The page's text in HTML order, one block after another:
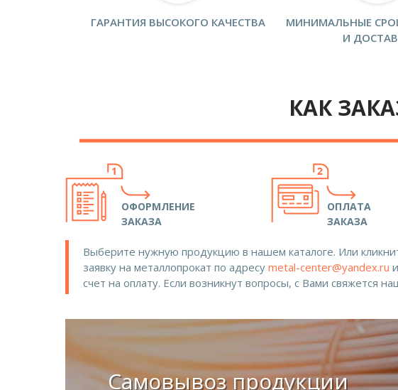
ГАРАНТИЯ ВЫСОКОГО КАЧЕСТВА
МИНИМАЛЬНЫЕ
И
КАК
ОФОРМЛЕНИЕ
ЗАКАЗА
ОПЛАТА
ЗАКАЗА
Выберите нужную продукцию в нашем каталоге. Или
заявку на металлопрокат по адресу metal-center@yandex.ru
счет на оплату. Если возникнут вопросы, с Вами свяжется
Самовывоз продукции